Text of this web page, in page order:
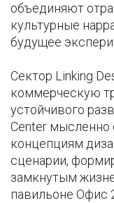
объединяют
культурные
будущее
Сектор Linking
коммерческую
устойчивого
Center мысленно
концепциям
сценарии,
замкнутым
павильоне Офис